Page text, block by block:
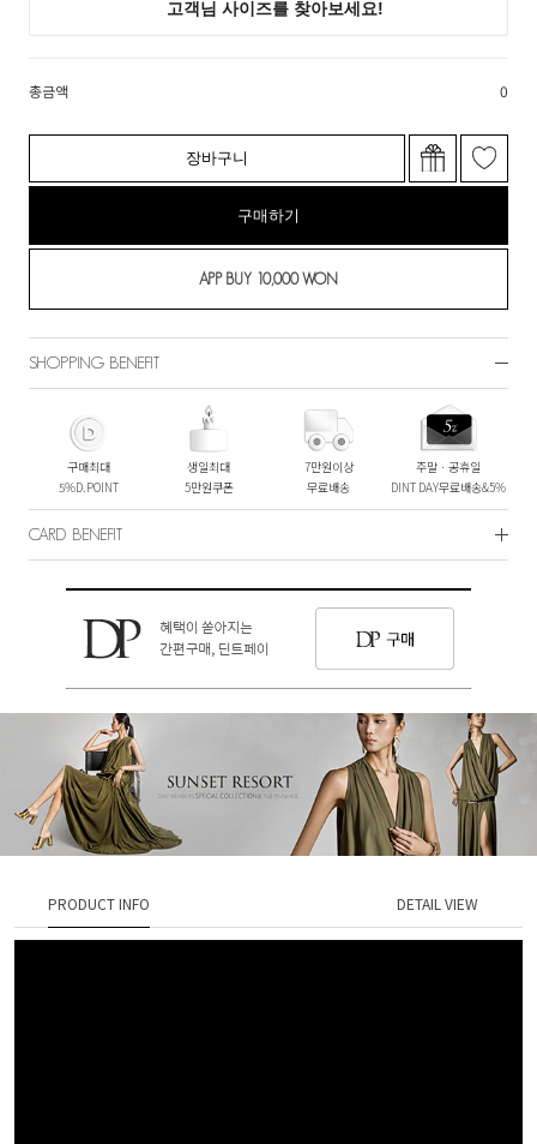
총금액 0
장바구니
구매하기
SHOPPING BENEFIT
구매최대
5%D.POINT
생일최대
5만원쿠폰
7만원이상
무료배송
주말ㆍ공휴일
DINT DAY무료배송&5%
CARD BENEFIT
PRODUCT INFO DETAIL VIEW